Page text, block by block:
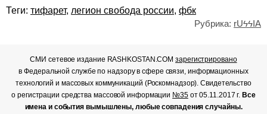
Теги: тифарет, легион свобода россии, фбк
Рубрика: rUϟϟIA
СМИ сетевое издание RASHKOSTAN.COMзарегистрировано
в Федеральной службе по надзору в сфере связи, информационных
технологий и массовых коммуникаций (Роскомнадзор). Свидетельство
о регистрации средства массовой информации №35от 05.11.2017 г. Все
имена и события вымышлены, любые совпадения случайны.